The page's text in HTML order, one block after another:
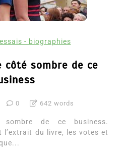
- biographies
sombre de ce
0 642 words
sombre de ce business.
l’extrait du livre, les votes et